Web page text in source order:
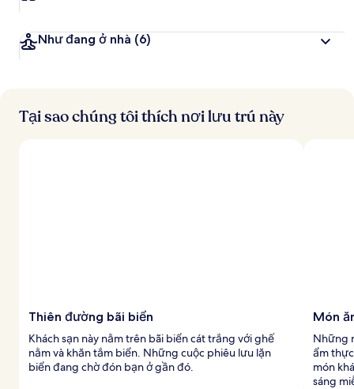
Như đang ở nhà (6)
Tại sao chúng tôi thích nơi lưu trú này
Thiên đường bãi biển
Khách sạn này nằm trên bãi biển cát trắng với ghế
nằm và khăn tắm biển. Những cuộc phiêu lưu lặn
biển đang chờ đón bạn ở gần đó.
Món
Những
ẩm
món
sáng